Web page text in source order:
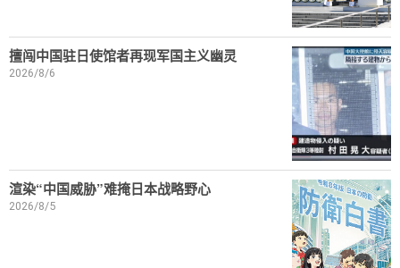
擅闯中国驻日使馆者再现军国主义幽灵
2026/8/6
渲染“中国威胁”难掩日本战略野心
2026/8/5